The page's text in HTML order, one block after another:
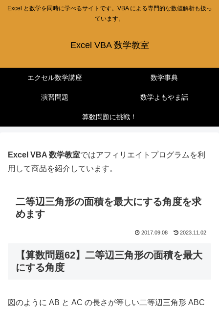
Excel と数学を同時に学べるサイトです。VBA による専門的な数値解析も扱っ
ています。
Excel VBA 数学教室
エクセル数学講座 数学事典
演習問題 数学よもやま話
算数問題に挑戦！
Excel VBA 数学教室ではアフィリエイトプログラムを利
用して商品を紹介しています。
二等辺三角形の面積を最大にする角度を求
めます
2017.09.08 2023.11.02
【算数問題62】二等辺三角形の面積を最大
にする角度
図のように AB と AC の長さが等しい二等辺三角形 ABC